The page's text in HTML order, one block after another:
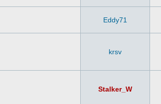
Eddy71
krsv
Stalker_W